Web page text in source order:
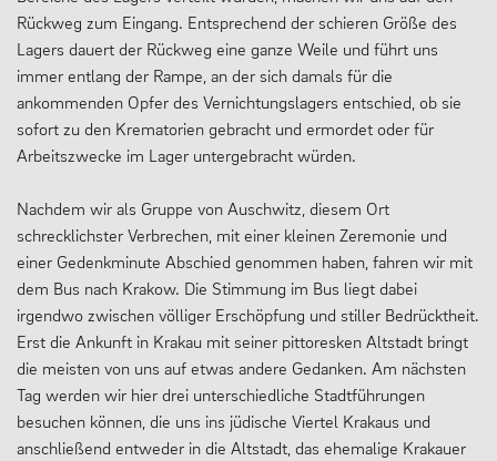
Rückweg zum Eingang. Entsprechend der schieren Größe des
Lagers dauert der Rückweg eine ganze Weile und führt uns
immer entlang der Rampe, an der sich damals für die
ankommenden Opfer des Vernichtungslagers entschied, ob sie
sofort zu den Krematorien gebracht und ermordet oder für
Arbeitszwecke im Lager untergebracht würden.
Nachdem wir als Gruppe von Auschwitz, diesem Ort
schrecklichster Verbrechen, mit einer kleinen Zeremonie und
einer Gedenkminute Abschied genommen haben, fahren wir mit
dem Bus nach Krakow. Die Stimmung im Bus liegt dabei
irgendwo zwischen völliger Erschöpfung und stiller Bedrücktheit.
Erst die Ankunft in Krakau mit seiner pittoresken Altstadt bringt
die meisten von uns auf etwas andere Gedanken. Am nächsten
Tag werden wir hier drei unterschiedliche Stadtführungen
besuchen können, die uns ins jüdische Viertel Krakaus und
anschließend entweder in die Altstadt, das ehemalige Krakauer